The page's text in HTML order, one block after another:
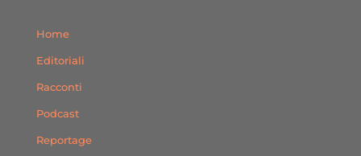
Home
Editoriali
Racconti
Podcast
Reportage